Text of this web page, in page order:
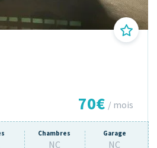
70€ / mois
Chambres
NC
Garage
NC